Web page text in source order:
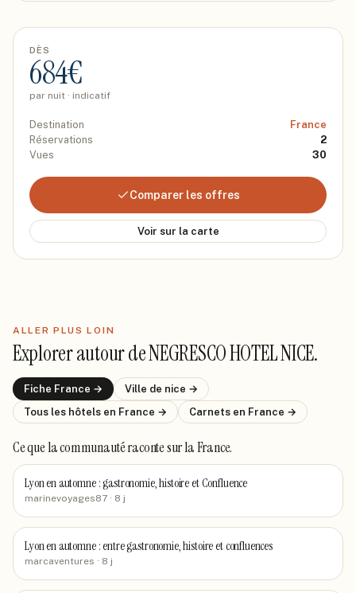
DÈS
684€
par nuit · indicatif
Destination
France
Réservations
2
Vues
30
Comparer les offres
Voir sur la carte
ALLER PLUS LOIN
Explorer autour deNEGRESCO HOTEL NICE.
Fiche France → Ville de nice →
Tous les hôtels en France → Carnets en France →
Ce que la communauté racontesur la France.
Lyon en automne : gastronomie, histoire et Confluence
marinevoyages87 · 8 j
Lyon en automne : entre gastronomie, histoire et confluences
marcaventures · 8 j